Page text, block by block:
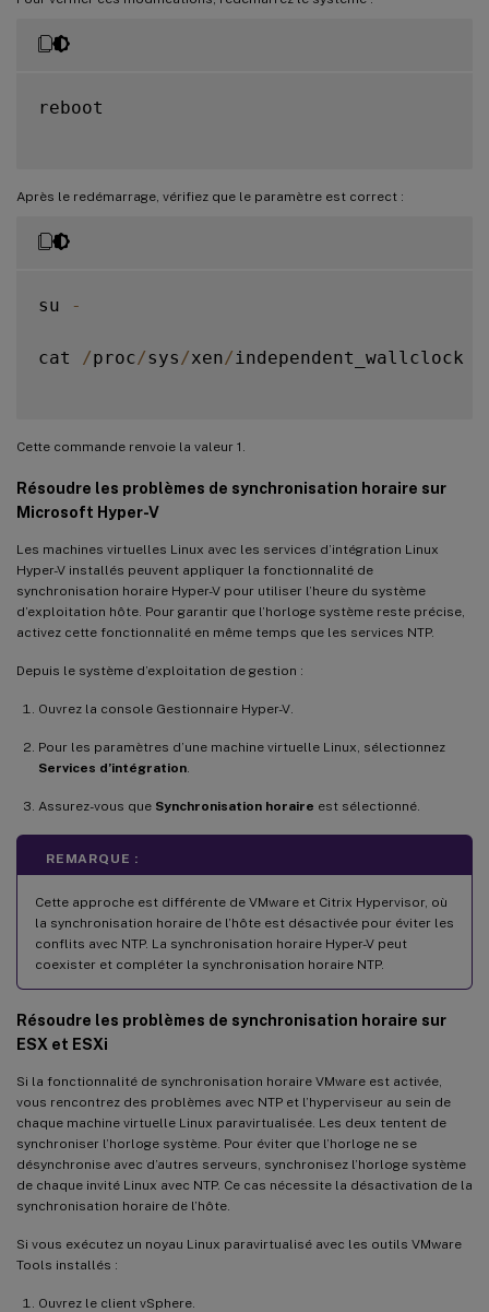
reboot
Après le redémarrage, vérifiez que le paramètre est correct :
su -
cat /proc/sys /xen/ independent_wallclock
Cette commande renvoie la valeur 1.
Résoudre les problèmes de synchronisation horaire sur
Microsoft Hyper-V
Les machines virtuelles Linux avec les services d’intégration Linux
Hyper-V installés peuvent appliquer la fonctionnalité de
synchronisation horaire Hyper-V pour utiliser l’heure du système
d’exploitation hôte. Pour garantir que l’horloge système reste précise,
activez cette fonctionnalité en même temps que les services NTP.
Depuis le système d’exploitation de gestion :
Ouvrez la console Gestionnaire Hyper-V.
Pour les paramètres d’une machine virtuelle Linux, sélectionnez
Services d’intégration
Assurez-vous que Synchronisation horaire est sélectionné.
REMARQUE :
Cette approche est différente de VMware et Citrix Hypervisor, où
la synchronisation horaire de l’hôte est désactivée pour éviter les
conflits avec NTP. La synchronisation horaire Hyper-V peut
coexister et compléter la synchronisation horaire NTP.
Résoudre les problèmes de synchronisation horaire sur
ESX et ESXi
Si la fonctionnalité de synchronisation horaire VMware est activée,
vous rencontrez des problèmes avec NTP et l’hyperviseur au sein de
chaque machine virtuelle Linux paravirtualisée. Les deux tentent de
synchroniser l’horloge système. Pour éviter que l’horloge ne se
désynchronise avec d’autres serveurs, synchronisez l’horloge système
de chaque invité Linux avec NTP. Ce cas nécessite la désactivation de la
synchronisation horaire de l’hôte.
Si vous exécutez un noyau Linux paravirtualisé avec les outils VMware
Tools installés :
Ouvrez le client vSphere.